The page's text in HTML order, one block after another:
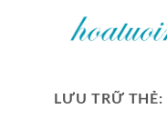
LƯU TRỮ THẺ: